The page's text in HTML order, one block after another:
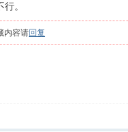
。
内容请回复